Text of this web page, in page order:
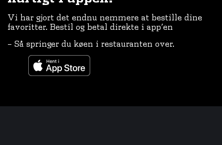
Vi har gjort det endnu nemmere at bestille dine
favoritter. Bestil og betal direkte i app’en
– Så springer du køen i restauranten over.